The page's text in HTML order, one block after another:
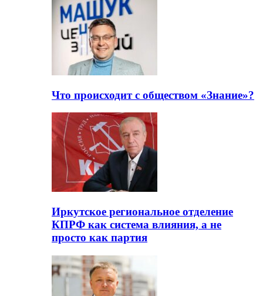
Что происходит с обществом «Знание»?
Иркутское региональное отделение
КПРФ как система влияния, а не
просто как партия